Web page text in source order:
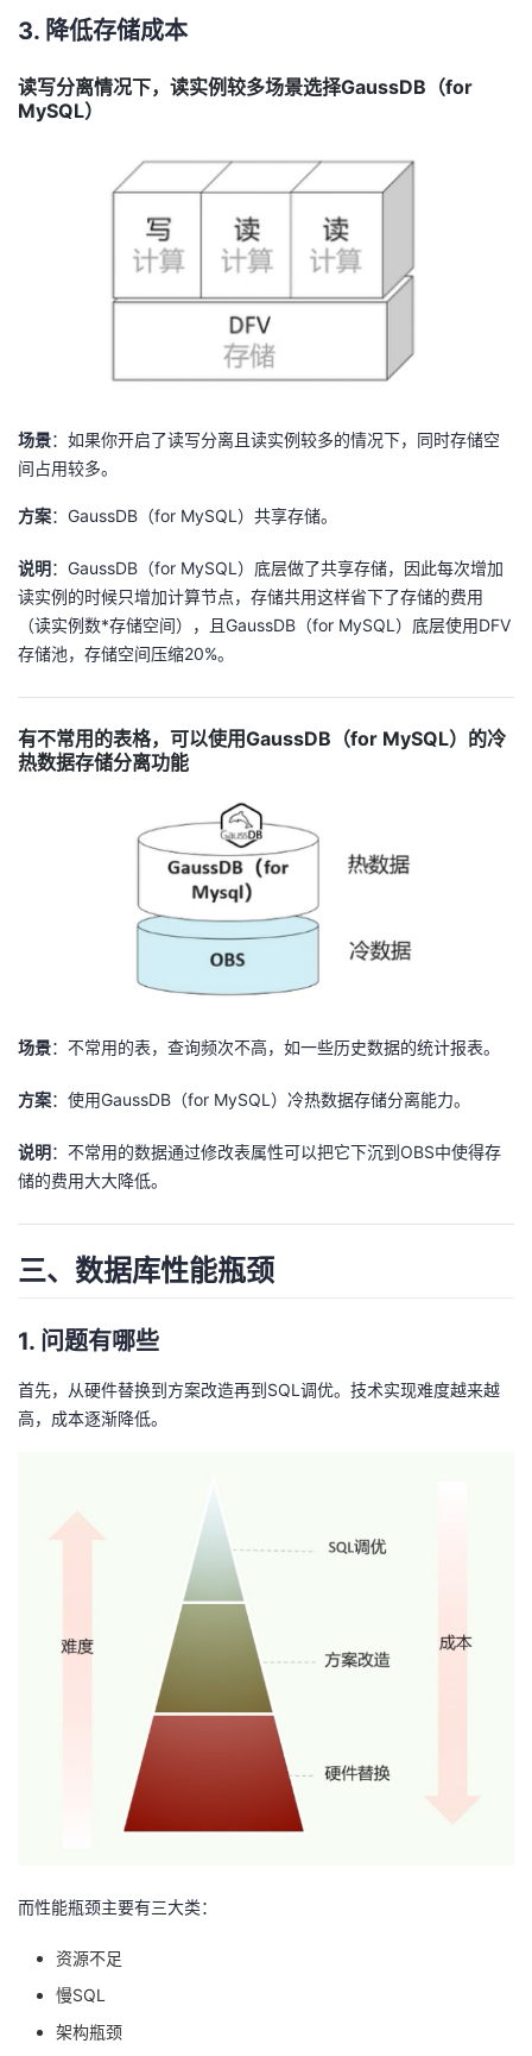
3. 降低存储成本
读写分离情况下，读实例较多场景选择GaussDB（for
MySQL）
场景：如果你开启了读写分离且读实例较多的情况下，同时存储空
间占用较多。
方案：GaussDB（for MySQL）共享存储。
说明：GaussDB（for MySQL）底层做了共享存储，因此每次增加
读实例的时候只增加计算节点，存储共用这样省下了存储的费用
（读实例数*存储空间），且GaussDB（for MySQL）底层使用DFV
存储池，存储空间压缩20%。
有不常用的表格，可以使用GaussDB（for MySQL）的冷
热数据存储分离功能
场景：不常用的表，查询频次不高，如一些历史数据的统计报表。
方案：使用GaussDB（for MySQL）冷热数据存储分离能力。
说明：不常用的数据通过修改表属性可以把它下沉到OBS中使得存
储的费用大大降低。
三、数据库性能瓶颈
1. 问题有哪些
首先，从硬件替换到方案改造再到SQL调优。技术实现难度越来越
高，成本逐渐降低。
而性能瓶颈主要有三大类：
资源不足
慢SQL
架构瓶颈